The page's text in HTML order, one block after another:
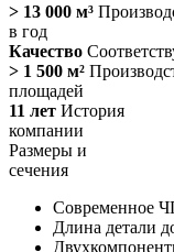
> 13 000 м³
в год
Качество
> 1 500 м²
площадей
11 лет История
компании
Размеры и
сечения
Современное
Длина детали